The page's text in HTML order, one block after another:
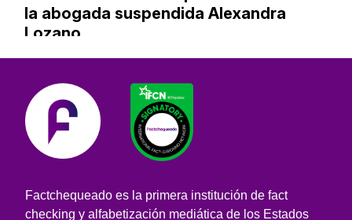
la abogada suspendida Alexandra
Lozano
Factchequeado es la primera institución de fact
checking y alfabetización mediática de los Estados